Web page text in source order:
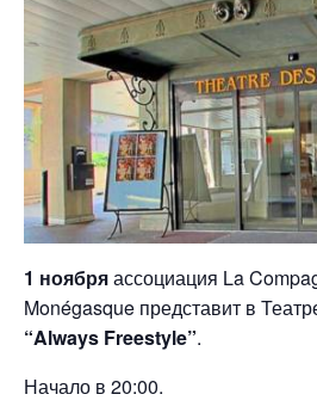
1 ноябряассоциация La
Monégasque представит в
“Always Freestyle”.
Начало в 20:00.